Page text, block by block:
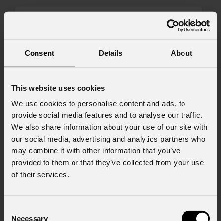
Consent Details About
This website uses cookies
We use cookies to personalise content and ads, to
provide social media features and to analyse our traffic.
We also share information about your use of our site with
our social media, advertising and analytics partners who
may combine it with other information that you’ve
provided to them or that they’ve collected from your use
of their services.
Necessary
Acconsento al trattamento dei dati per
ricevere informazioni commerciali e iniziative di
marketing.
Consenso al trattamento dei dati
personali
Ho letto l'informativa ai sensi dell'art. 13 del
GDPR; acconsento al trattamento ai sensi